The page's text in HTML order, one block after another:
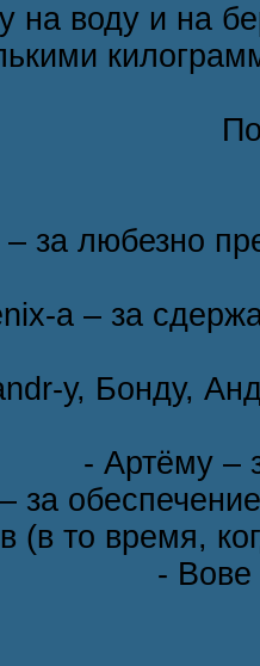
на воду и на
за любезно
а – за
у, Бонду,
- Артёму –
за
(в то время,
-